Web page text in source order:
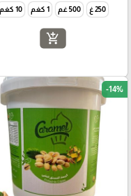
250 غ 500 غم 1 كغم 10 كغم
add_shopping_cart
-14%